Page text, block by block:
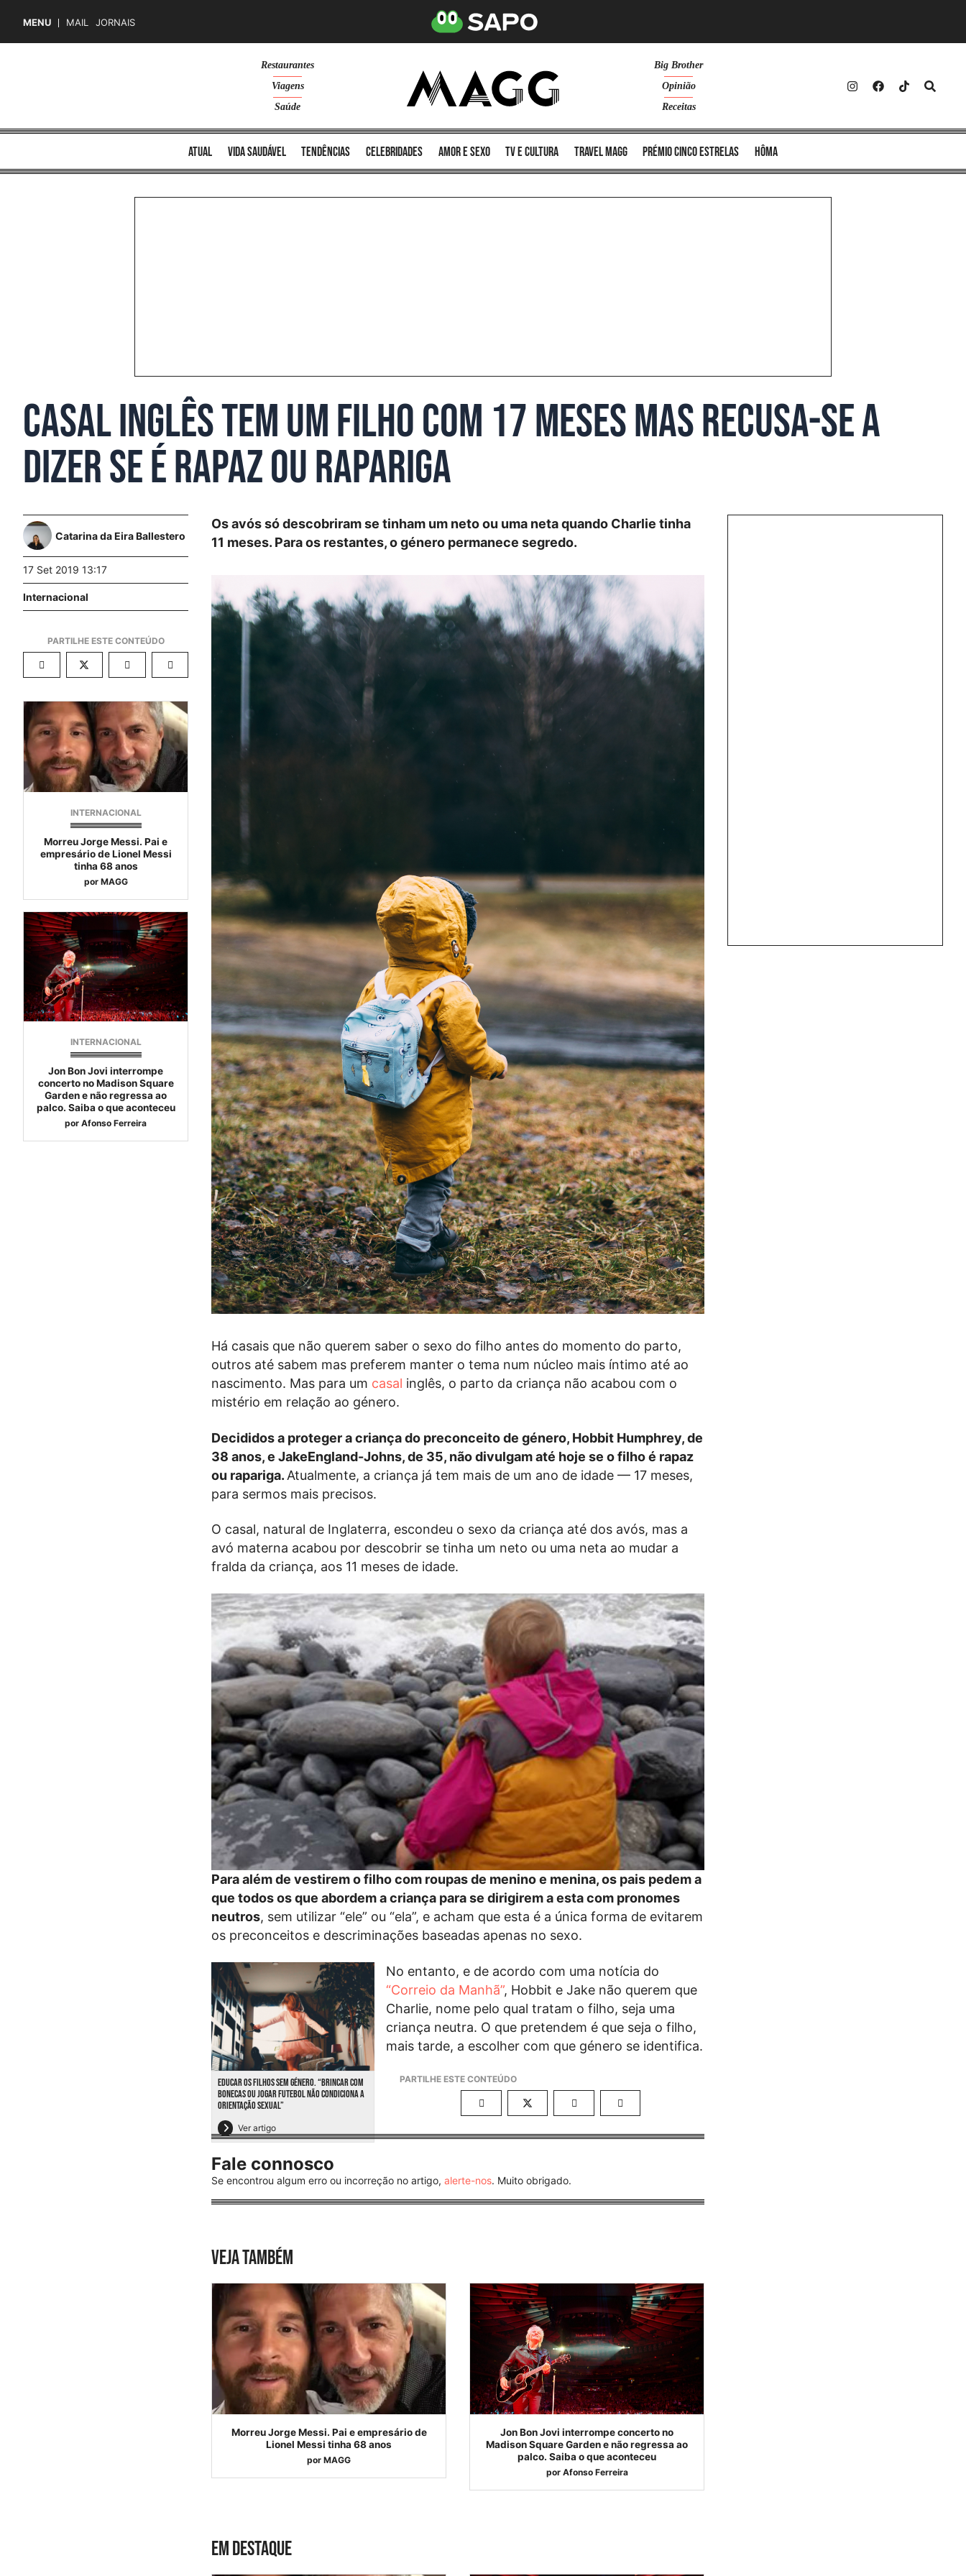
MENU MAIL JORNAIS
Restaurantes
Viagens
Saúde
Big Brother
Opinião
Receitas
atual vida saudável tendências celebridades amor e sexo TV e cultura Travel MAGG Prémio Cinco Estrelas Hôma
Casal inglês tem um filho com 17 meses mas recusa-se a
dizer se é rapaz ou rapariga
Catarina da Eira Ballestero
17 Set 2019 13:17
Internacional
INTERNACIONAL
Morreu Jorge Messi. Pai e
empresário de Lionel Messi
tinha 68 anos
por MAGG
INTERNACIONAL
Jon Bon Jovi interrompe
concerto no Madison Square
Garden e não regressa ao
palco. Saiba o que aconteceu
por Afonso Ferreira
Os avós só descobriram se tinham um neto ou uma neta quando Charlie tinha
11 meses. Para os restantes, o género permanece segredo.
Há casais que não querem saber o sexo do filho antes do momento do parto,
outros até sabem mas preferem manter o tema num núcleo mais íntimo até ao
nascimento. Mas para um casal inglês, o parto da criança não acabou com o
mistério em relação ao género.
Decididos a proteger a criança do preconceito de género, Hobbit Humphrey, de
38 anos, e JakeEngland-Johns, de 35, não divulgam até hoje se o filho é rapaz
ou rapariga. Atualmente, a criança já tem mais de um ano de idade — 17 meses,
para sermos mais precisos.
O casal, natural de Inglaterra, escondeu o sexo da criança até dos avós, mas a
avó materna acabou por descobrir se tinha um neto ou uma neta ao mudar a
fralda da criança, aos 11 meses de idade.
Para além de vestirem o filho com roupas de menino e menina, os pais pedem a
que todos os que abordem a criança para se dirigirem a esta com pronomes
neutros, sem utilizar “ele” ou “ela”, e acham que esta é a única forma de evitarem
os preconceitos e descriminações baseadas apenas no sexo.
EDUCAR OS FILHOS SEM GÉNERO. “BRINCAR COM
BONECAS OU JOGAR FUTEBOL NÃO CONDICIONA A
ORIENTAÇÃO SEXUAL”
Ver artigo
No entanto, e de acordo com uma notícia do
“Correio da Manhã”, Hobbit e Jake não querem que
Charlie, nome pelo qual tratam o filho, seja uma
criança neutra. O que pretendem é que seja o filho,
mais tarde, a escolher com que género se identifica.
Fale connosco
Se encontrou algum erro ou incorreção no artigo,alerte-nos. Muito obrigado.
VEJA TAMBÉM
Morreu Jorge Messi. Pai e empresário de
Lionel Messi tinha 68 anos
por MAGG
Jon Bon Jovi interrompe concerto no
Madison Square Garden e não regressa ao
palco. Saiba o que aconteceu
por Afonso Ferreira
EM DESTAQUE